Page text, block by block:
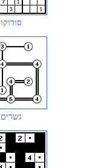
סודוקו
גשרים